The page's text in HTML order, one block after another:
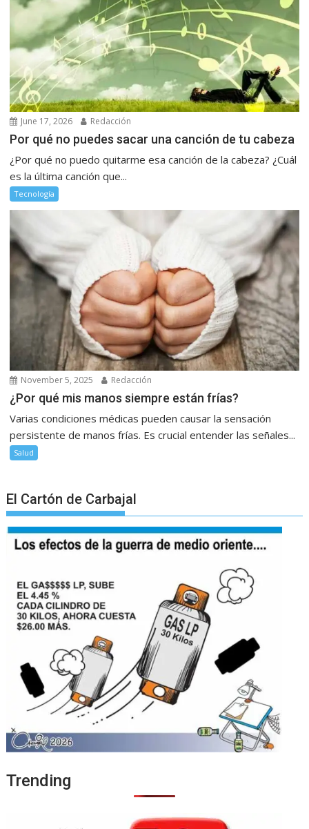
June 17, 2026 Redacción
Por qué no puedes sacar una canción de tu cabeza
¿Por qué no puedo quitarme esa canción de la cabeza? ¿Cuál
es la última canción que...
Tecnología
November 5, 2025 Redacción
¿Por qué mis manos siempre están frías?
Varias condiciones médicas pueden causar la sensación
persistente de manos frías. Es crucial entender las señales...
Salud
El Cartón de Carbajal
Trending